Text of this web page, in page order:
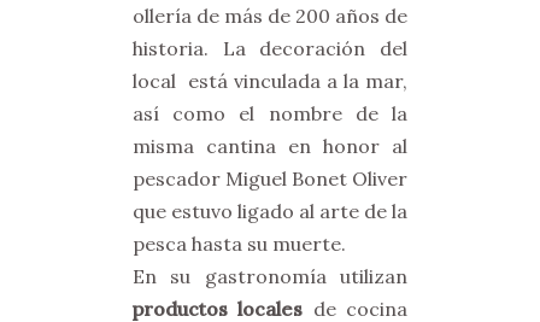
ollería de más de 200 años de
historia. La decoración del
local está vinculada a la mar,
así como el nombre de la
misma cantina en honor al
pescador Miguel Bonet Oliver
que estuvo ligado al arte de la
pesca hasta su muerte.
En su gastronomía utilizan
productos locales de cocina